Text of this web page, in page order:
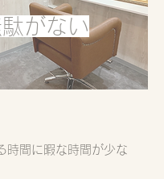
がない
時間に暇な時間が少な